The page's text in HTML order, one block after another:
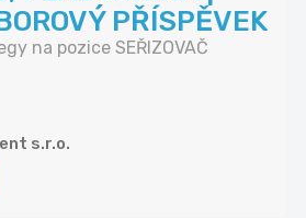
PŘÍSPĚVEK
na pozice SEŘIZOVAČ
s.r.o.